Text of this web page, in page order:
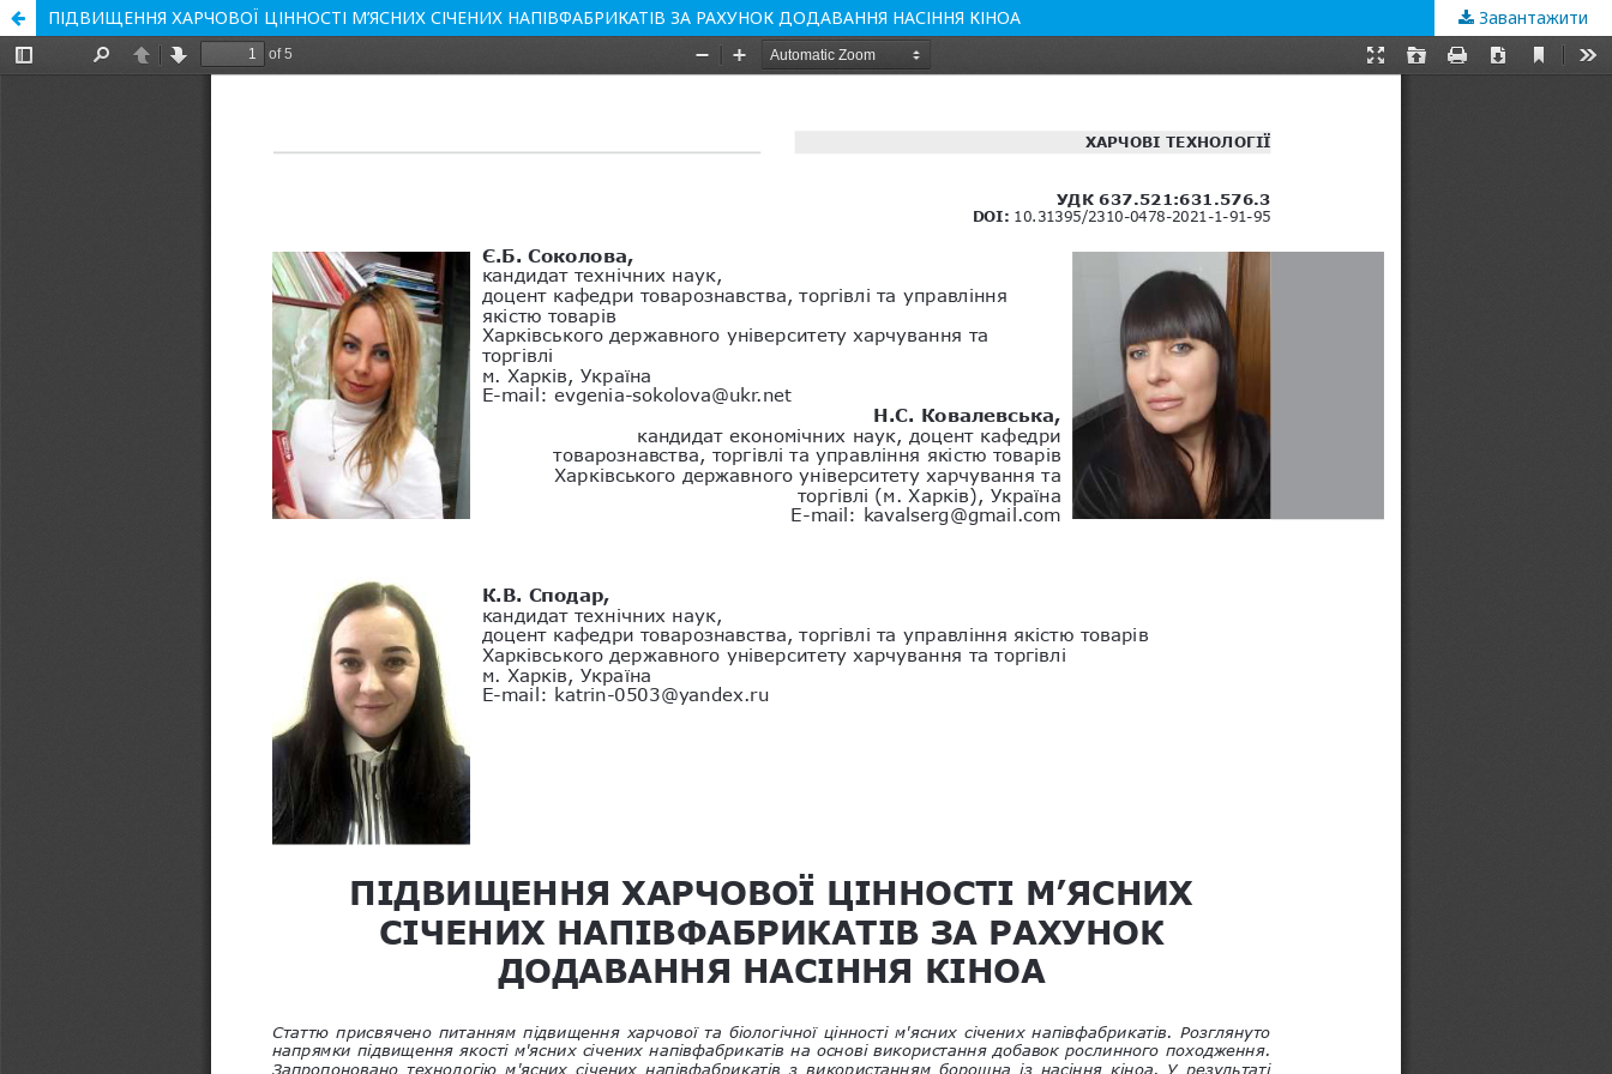
ПІДВИЩЕННЯ ХАРЧОВОЇ ЦІННОСТІ М’ЯСНИХ СІЧЕНИХ НАПІВФАБРИКАТІВ ЗА РАХУНОК ДОДАВАННЯ НАСІННЯ КІНОА Завантажити